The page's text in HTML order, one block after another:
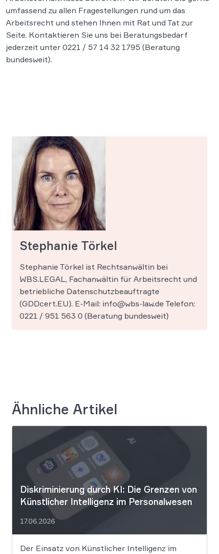
umfassend zu allen Fragestellungen rund um das
Arbeitsrecht und stehen Ihnen mit Rat und Tat zur
Seite. Kontaktieren Sie uns bei Beratungsbedarf
jederzeit unter 0221 / 57 14 32 1795 (Beratung
bundesweit).
Stephanie Törkel
Stephanie Törkel ist Rechtsanwältin bei
WBS.LEGAL, Fachanwältin für Arbeitsrecht und
betriebliche Datenschutzbeauftragte
(GDDcert.EU). E-Mail: info@wbs-law.de Telefon:
0221 / 951 563 0 (Beratung bundesweit)
Ähnliche Artikel
Diskriminierung durch KI: Die Grenzen von
Künstlicher Intelligenz im Personalwesen
17.06.2026
Der Einsatz von Künstlicher Intelligenz im